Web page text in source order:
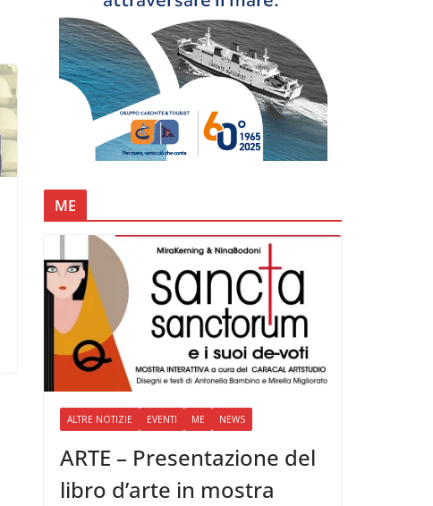
ME
ALTRE NOTIZIE EVENTI ME NEWS
ARTE – Presentazione del
libro d’arte in mostra